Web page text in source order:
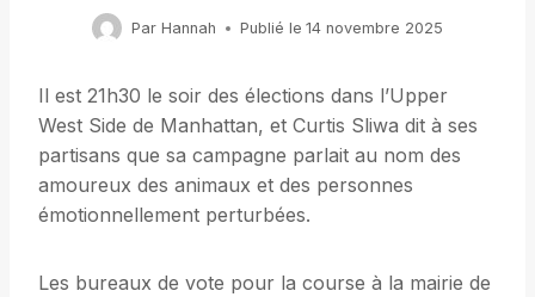
Par Hannah Publié le 14 novembre 2025
Il est 21h30 le soir des élections dans l’Upper
West Side de Manhattan, et Curtis Sliwa dit à ses
partisans que sa campagne parlait au nom des
amoureux des animaux et des personnes
émotionnellement perturbées.
Les bureaux de vote pour la course à la mairie de